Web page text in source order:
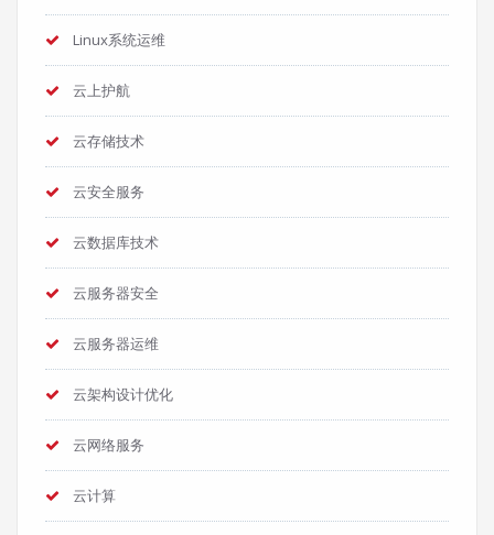
Linux系统运维
云上护航
云存储技术
云安全服务
云数据库技术
云服务器安全
云服务器运维
云架构设计优化
云网络服务
云计算